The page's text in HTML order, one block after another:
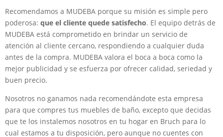
Recomendamos a MUDEBA porque su misión es simple pero
poderosa: que el cliente quede satisfecho. El equipo detrás de
MUDEBA está comprometido en brindar un servicio de
atención al cliente cercano, respondiendo a cualquier duda
antes de la compra. MUDEBA valora el boca a boca como la
mejor publicidad y se esfuerza por ofrecer calidad, seriedad y
buen precio.
Nosotros no ganamos nada recomendándote esta empresa
para que compres tus muebles de baño, excepto que decidas
que te los instalemos nosotros en tu hogar en Bruch para lo
cual estamos a tu disposición, pero aunque no cuentes con